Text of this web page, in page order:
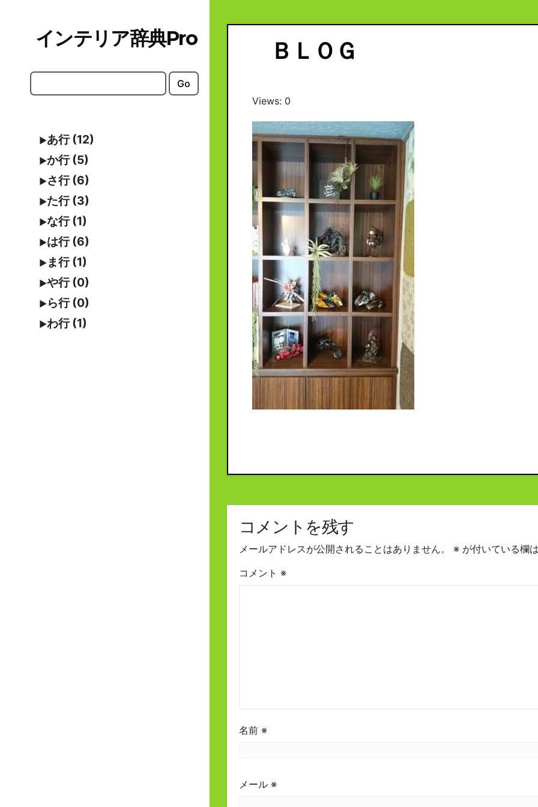
インテリア辞典Pro
Go
あ行 (12)
か行 (5)
さ行 (6)
た行 (3)
な行 (1)
は行 (6)
ま行 (1)
や行 (0)
ら行 (0)
わ行 (1)
ＢＬＯＧ
Views: 0
ビ
ゲ
ー
シ
コメントを残す
メールアドレスが公開されることはありません。 ※が付いている欄
コメント ※
名前 ※
メール ※